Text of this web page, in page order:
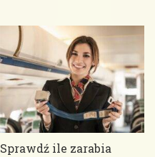
Sprawdź ile zarabia